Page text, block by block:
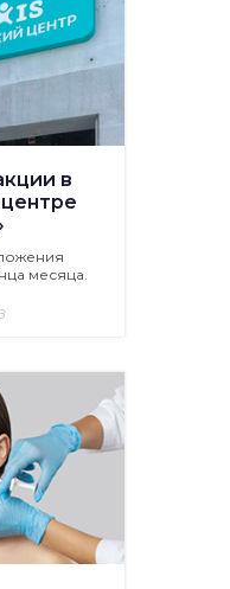
в
месяца.